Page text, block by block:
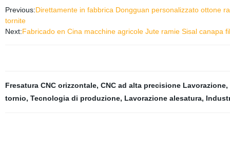
Previous:Direttamente in fabbrica Dongguan personalizzato ottone
tornite
Next:Fabricado en Cina macchine agricole Jute ramie Sisal canapa
Fresatura CNC orizzontale, CNC ad alta precisione Lavorazione,
tornio, Tecnologia di produzione, Lavorazione alesatura,